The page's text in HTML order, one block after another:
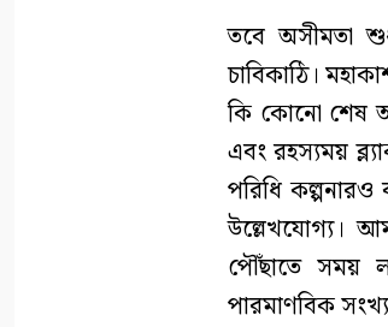
তবে অসীমতা
চাবিকাঠি।
কি কোনো শেষ
এবং রহস্যময়
পরিধি কল্পনারও
উল্লেখযোগ্য।
পৌঁছাতে সময়
পারমাণবিক